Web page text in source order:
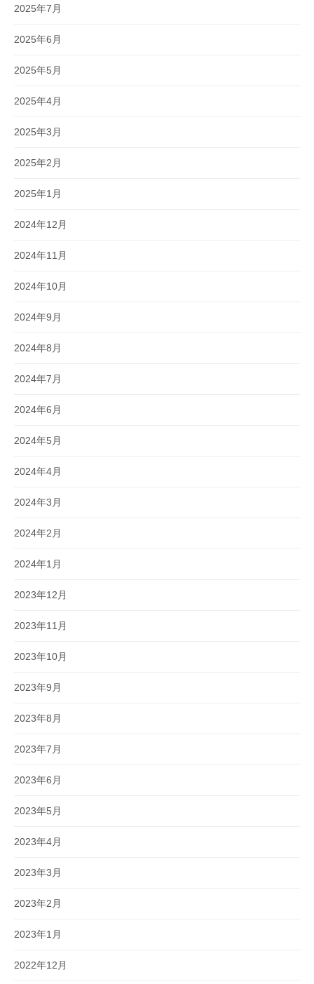
2025年7月
2025年6月
2025年5月
2025年4月
2025年3月
2025年2月
2025年1月
2024年12月
2024年11月
2024年10月
2024年9月
2024年8月
2024年7月
2024年6月
2024年5月
2024年4月
2024年3月
2024年2月
2024年1月
2023年12月
2023年11月
2023年10月
2023年9月
2023年8月
2023年7月
2023年6月
2023年5月
2023年4月
2023年3月
2023年2月
2023年1月
2022年12月